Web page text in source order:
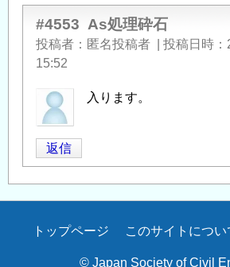
#4553 As処理砕石
投稿者 匿名投稿者 投稿日時
15:52
入ります。
返信
Secondary
トップページ このサイトについ
© Japan Society of Civil